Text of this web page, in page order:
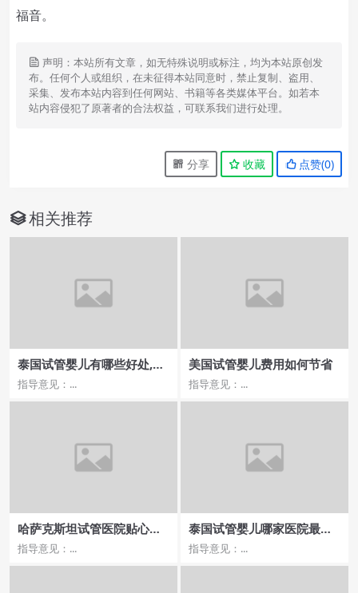
福音。
声明：本站所有文章，如无特殊说明或标注，均为本站原创发
布。任何个人或组织，在未征得本站同意时，禁止复制、盗用、
采集、发布本站内容到任何网站、书籍等各类媒体平台。如若本
站内容侵犯了原著者的合法权益，可联系我们进行处理。
分享 收藏 点赞(0)
相关推荐
泰国试管婴儿有哪些好处,项
目流程有几步？
指导意见：...
美国试管婴儿费用如何节省
指导意见：...
哈萨克斯坦试管医院贴心服
务，让助孕之路更顺畅
指导意见：...
泰国试管婴儿哪家医院最
好？最新推荐和评价汇总
指导意见：...